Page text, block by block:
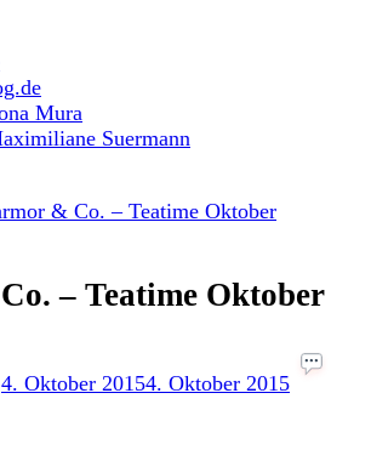
Mura
Suermann
& Co. – Teatime Oktober
– Teatime Oktober
4. Oktober 20154. Oktober 2015